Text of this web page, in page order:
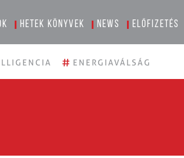
Hetek könyvek News Előfizetés
# ENERGIAVÁLSÁG